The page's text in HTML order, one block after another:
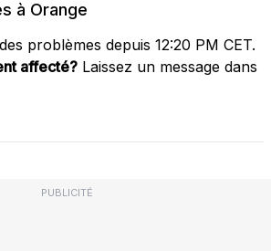
à Orange
problèmes depuis 12:20 PM CET.
affecté? Laissez un message dans
PUBLICITÉ